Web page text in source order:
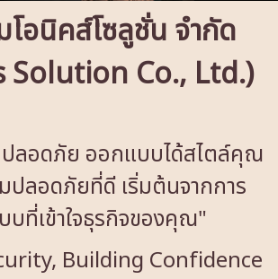
โอนิคส์โซลูชั่น จำกัด
Solution Co., Ltd.)
ลอดภัย ออกแบบได้สไตล์คุณ
มปลอดภัยที่ดี เริ่มต้นจากการ
บที่เข้าใจธุรกิจของคุณ"
Building Confidence